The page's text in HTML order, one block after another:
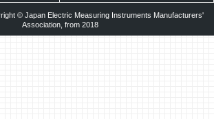
© Japan Electric Measuring Instruments Manufacturers'
Association, from 2018